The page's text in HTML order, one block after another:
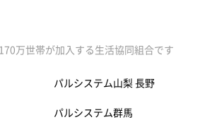
万世帯が加入する生活協同組合です
パルシステム山梨 長野
パルシステム群馬